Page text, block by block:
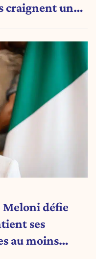
craignent une
défie
ses
au moins